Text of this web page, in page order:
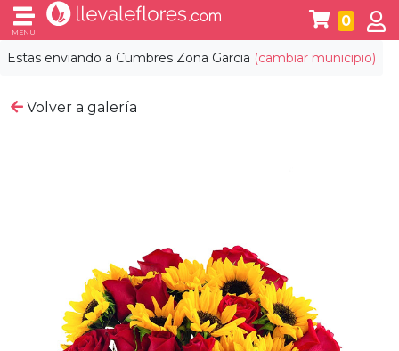
Estas enviando a Cumbres Zona Garcia (cambiar municipio)
MENÚ
0
Volver a galería